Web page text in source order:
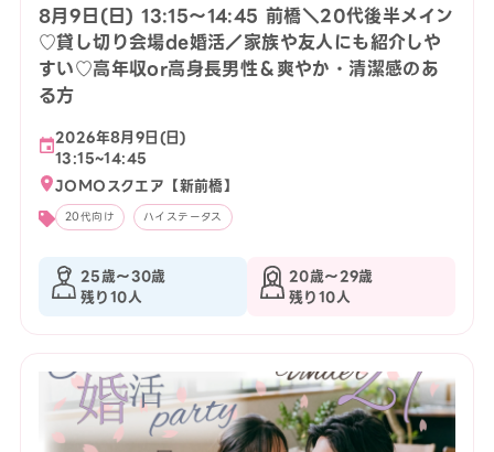
8月9日(日) 13:15〜14:45 前橋＼20代後半メイン
♡貸し切り会場de婚活／家族や友人にも紹介しや
すい♡高年収or高身長男性＆爽やか・清潔感のあ
る方
2026年8月9日(日)
13:15~14:45
JOMOスクエア【新前橋】
20代向け ハイステータス
25歳〜30歳
残り10人
20歳〜29歳
残り10人